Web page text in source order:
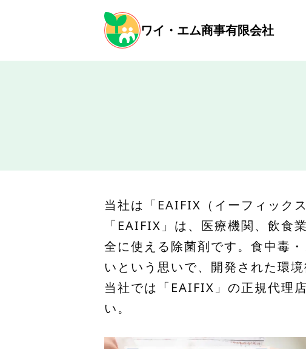
ワイ・エム商事有限会社
当社は「EAIFIX（イーフィック
「EAIFIX」は、医療機関、飲食
全に使える除菌剤です。食中毒
いという思いで、開発された環境
当社では「EAIFIX」の正規代理
い。